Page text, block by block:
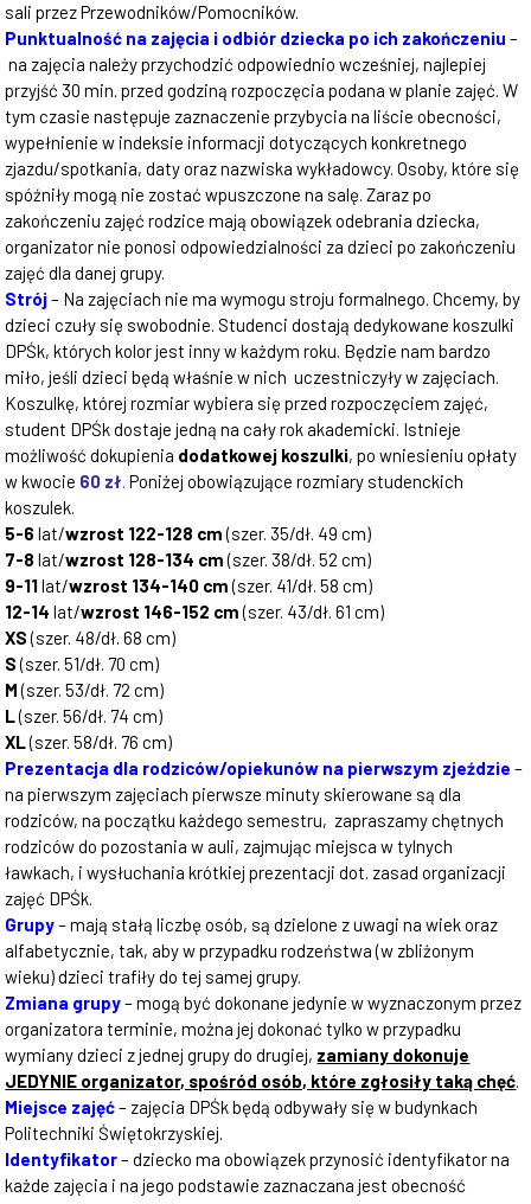
sali przez Przewodników/Pomocników.
Punktualność na zajęcia i odbiór dziecka po ich zakończeniu –
na zajęcia należy przychodzić odpowiednio wcześniej, najlepiej
przyjść 30 min. przed godziną rozpoczęcia podana w planie zajęć. W
tym czasie następuje zaznaczenie przybycia na liście obecności,
wypełnienie w indeksie informacji dotyczących konkretnego
zjazdu/spotkania, daty oraz nazwiska wykładowcy. Osoby, które się
spóźniły mogą nie zostać wpuszczone na salę. Zaraz po
zakończeniu zajęć rodzice mają obowiązek odebrania dziecka,
organizator nie ponosi odpowiedzialności za dzieci po zakończeniu
zajęć dla danej grupy.
Strój– Na zajęciach nie ma wymogu stroju formalnego. Chcemy, by
dzieci czuły się swobodnie. Studenci dostają dedykowane koszulki
DPŚk, których kolor jest inny w każdym roku. Będzie nam bardzo
miło, jeśli dzieci będą właśnie w nich uczestniczyły w zajęciach.
Koszulkę, której rozmiar wybiera się przed rozpoczęciem zajęć,
student DPŚk dostaje jedną na cały rok akademicki. Istnieje
możliwość dokupienia dodatkowej koszulki, po wniesieniu opłaty
w kwocie 60 zł. Poniżej obowiązujące rozmiary studenckich
koszulek.
5-6 lat/wzrost 122-128 cm(szer. 35/dł. 49 cm)
7-8 lat/wzrost 128-134 cm(szer. 38/dł. 52 cm)
9-11lat/wzrost 134-140 cm(szer. 41/dł. 58 cm)
12-14 lat/wzrost 146-152 cm(szer. 43/dł. 61 cm)
XS(szer. 48/dł. 68 cm)
S(szer. 51/dł. 70 cm)
M(szer. 53/dł. 72 cm)
L(szer. 56/dł. 74 cm)
XL(szer. 58/dł. 76 cm)
Prezentacja dla rodziców/opiekunów na pierwszym zjeździe –
na pierwszym zajęciach pierwsze minuty skierowane są dla
rodziców, na początku każdego semestru, zapraszamy chętnych
rodziców do pozostania w auli, zajmując miejsca w tylnych
ławkach, i wysłuchania krótkiej prezentacji dot. zasad organizacji
zajęć DPŚk.
Grupy– mają stałą liczbę osób, są dzielone z uwagi na wiek oraz
alfabetycznie, tak, aby w przypadku rodzeństwa (w zbliżonym
wieku) dzieci trafiły do tej samej grupy.
Zmiana grupy– mogą być dokonane jedynie w wyznaczonym przez
organizatora terminie, można jej dokonać tylko w przypadku
wymiany dzieci z jednej grupy do drugiej, zamiany dokonuje
JEDYNIE organizator, spośród osób, które zgłosiły taką chęć.
Miejsce zajęć– zajęcia DPŚk będą odbywały się w budynkach
Politechniki Świętokrzyskiej.
Identyfikator– dziecko ma obowiązek przynosić identyfikator na
każde zajęcia i na jego podstawie zaznaczana jest obecność